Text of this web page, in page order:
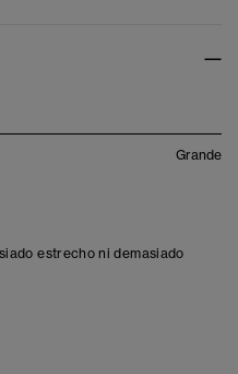
Grande
estrecho ni demasiado